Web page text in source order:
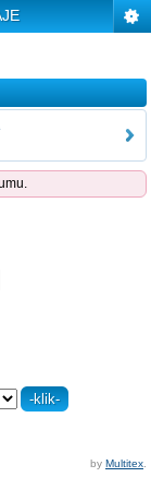
by Multitex